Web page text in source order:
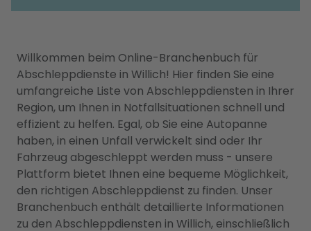
Willkommen beim Online-Branchenbuch für
Abschleppdienste in Willich! Hier finden Sie eine
umfangreiche Liste von Abschleppdiensten in Ihrer
Region, um Ihnen in Notfallsituationen schnell und
effizient zu helfen. Egal, ob Sie eine Autopanne
haben, in einen Unfall verwickelt sind oder Ihr
Fahrzeug abgeschleppt werden muss - unsere
Plattform bietet Ihnen eine bequeme Möglichkeit,
den richtigen Abschleppdienst zu finden. Unser
Branchenbuch enthält detaillierte Informationen
zu den Abschleppdiensten in Willich, einschließlich